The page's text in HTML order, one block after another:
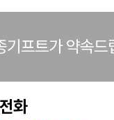
기프트가 약속드
화